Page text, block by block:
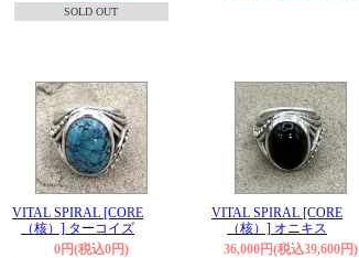
SOLD OUT
VITAL SPIRAL [CORE
（核）] ターコイズ
0円(税込0円)
VITAL SPIRAL [CORE
（核）] オニキス
36,000円(税込39,600円)